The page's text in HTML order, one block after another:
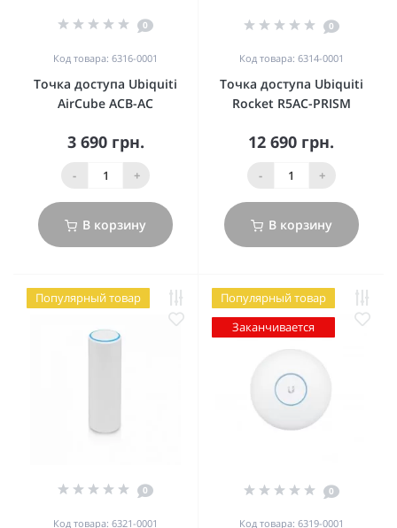
0
Код товара: 6316-0001
Точка доступа Ubiquiti
AirCube ACB-AC
3 690 грн.
- +
В корзину
0
Код товара: 6314-0001
Точка доступа Ubiquiti
Rocket R5AC-PRISM
12 690 грн.
- +
В корзину
Популярный товар
0
Код товара: 6321-0001
Популярный товар
Заканчивается
0
Код товара: 6319-0001